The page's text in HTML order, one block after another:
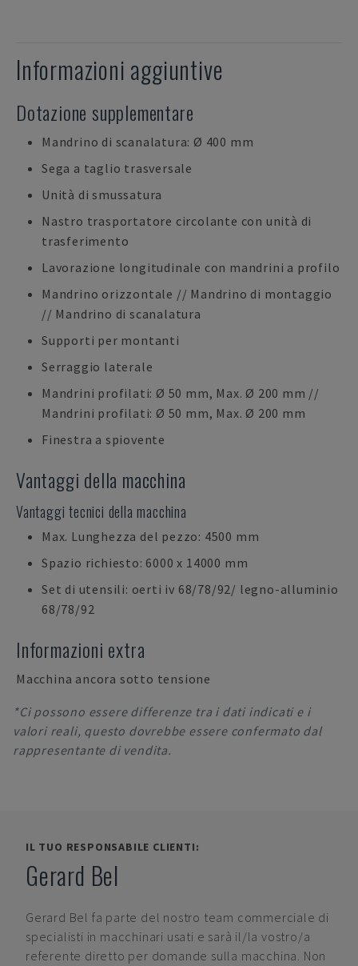
Informazioni aggiuntive
Dotazione supplementare
Mandrino di scanalatura: Ø 400 mm
Sega a taglio trasversale
Unità di smussatura
Nastro trasportatore circolante con unità di
trasferimento
Lavorazione longitudinale con mandrini a profilo
Mandrino orizzontale // Mandrino di montaggio
// Mandrino di scanalatura
Supporti per montanti
Serraggio laterale
Mandrini profilati: Ø 50 mm, Max. Ø 200 mm //
Mandrini profilati: Ø 50 mm, Max. Ø 200 mm
Finestra a spiovente
Vantaggi della macchina
Vantaggi tecnici della macchina
Max. Lunghezza del pezzo: 4500 mm
Spazio richiesto: 6000 x 14000 mm
Set di utensili: oerti iv 68/78/92/ legno-alluminio
68/78/92
Informazioni extra
Macchina ancora sotto tensione
*Ci possono essere differenze tra i dati indicati e i
valori reali, questo dovrebbe essere confermato dal
rappresentante di vendita.
IL TUO RESPONSABILE CLIENTI:
Gerard Bel
Gerard Bel fa parte del nostro team commerciale di
specialisti in macchinari usati e sarà il/la vostro/a
referente diretto per domande sulla macchina. Non